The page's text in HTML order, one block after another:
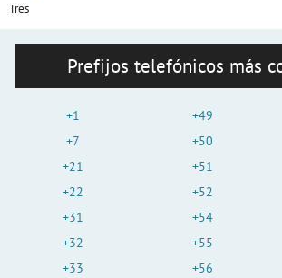
Tres
Prefijos telefónicos más
+1
+7
+21
+22
+31
+32
+33
+49
+50
+51
+52
+54
+55
+56